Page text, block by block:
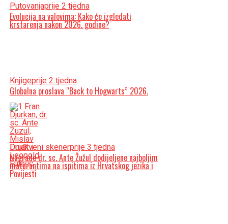
Putovanjaprije 2 tjedna
Evolucija na valovima: Kako će izgledati
krstarenja nakon 2026. godine?
Knjigeprije 2 tjedna
Globalna proslava “Back to Hogwarts” 2026.
Društveni skenerprije 3 tjedna
Nagrade dr. sc. Ante Žužul dodijeljene najboljim
maturantima na ispitima iz Hrvatskog jezika i
Povijesti